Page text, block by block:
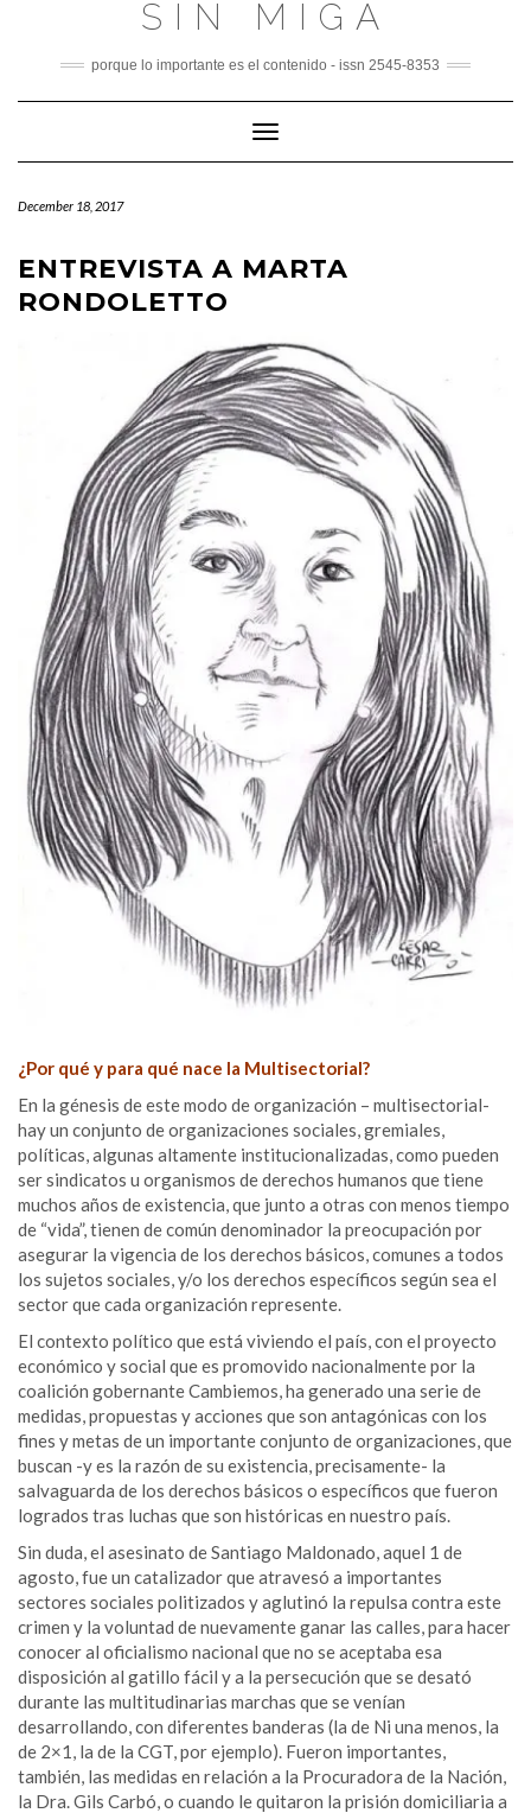
SIN MIGA
porque lo importante es el contenido - issn 2545-8353
Toggle
Navigation
December 18, 2017
ENTREVISTA A MARTA
RONDOLETTO
¿Por qué y para qué nace la Multisectorial?
En la génesis de este modo de organización – multisectorial-
hay un conjunto de organizaciones sociales, gremiales,
políticas, algunas altamente institucionalizadas, como pueden
ser sindicatos u organismos de derechos humanos que tiene
muchos años de existencia, que junto a otras con menos tiempo
de “vida”, tienen de común denominador la preocupación por
asegurar la vigencia de los derechos básicos, comunes a todos
los sujetos sociales, y/o los derechos específicos según sea el
sector que cada organización represente.
El contexto político que está viviendo el país, con el proyecto
económico y social que es promovido nacionalmente por la
coalición gobernante Cambiemos, ha generado una serie de
medidas, propuestas y acciones que son antagónicas con los
fines y metas de un importante conjunto de organizaciones, que
buscan -y es la razón de su existencia, precisamente- la
salvaguarda de los derechos básicos o específicos que fueron
logrados tras luchas que son históricas en nuestro país.
Sin duda, el asesinato de Santiago Maldonado, aquel 1 de
agosto, fue un catalizador que atravesó a importantes
sectores sociales politizados y aglutinó la repulsa contra este
crimen y la voluntad de nuevamente ganar las calles, para hacer
conocer al oficialismo nacional que no se aceptaba esa
disposición al gatillo fácil y a la persecución que se desató
durante las multitudinarias marchas que se venían
desarrollando, con diferentes banderas (la de Ni una menos, la
de 2×1, la de la CGT, por ejemplo). Fueron importantes,
también, las medidas en relación a la Procuradora de la Nación,
la Dra. Gils Carbó, o cuando le quitaron la prisión domiciliaria a